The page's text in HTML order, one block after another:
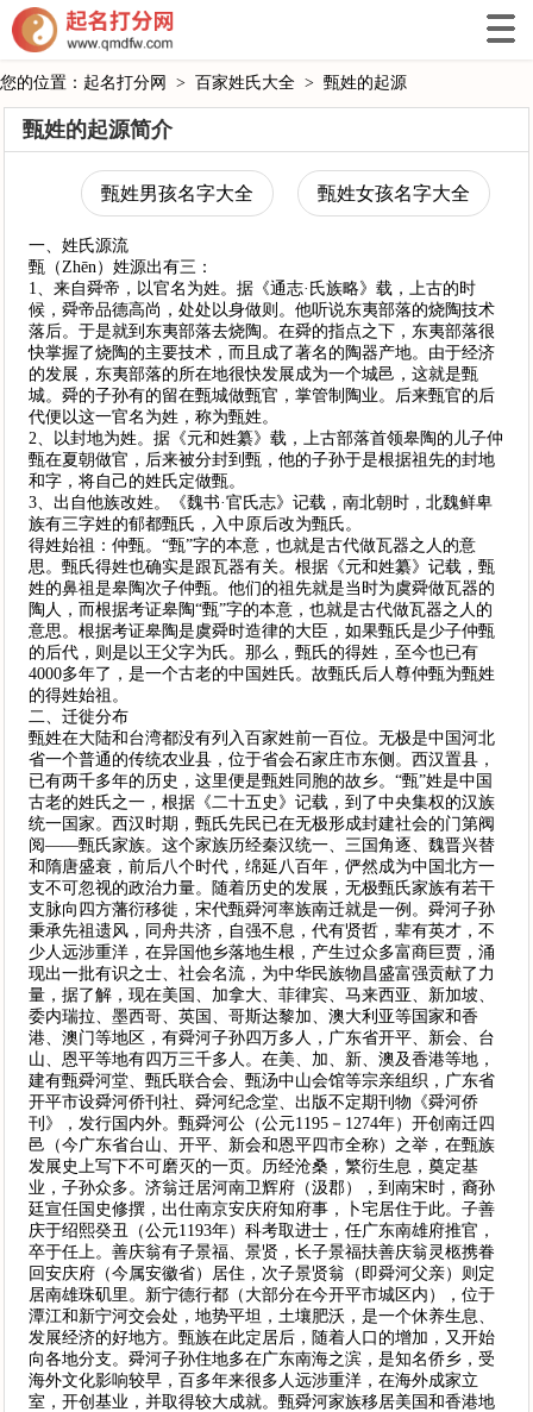
您的位置： 起名打分网 > 百家姓氏大全 > 甄姓的起源
甄姓的起源简介
甄姓男孩名字大全 甄姓女孩名字大全
一、姓氏源流
甄（Zhēn）姓源出有三：
1、来自舜帝，以官名为姓。据《通志·氏族略》载，上古的时
候，舜帝品德高尚，处处以身做则。他听说东夷部落的烧陶技术
落后。于是就到东夷部落去烧陶。在舜的指点之下，东夷部落很
快掌握了烧陶的主要技术，而且成了著名的陶器产地。由于经济
的发展，东夷部落的所在地很快发展成为一个城邑，这就是甄
城。舜的子孙有的留在甄城做甄官，掌管制陶业。后来甄官的后
代便以这一官名为姓，称为甄姓。
2、以封地为姓。据《元和姓纂》载，上古部落首领皋陶的儿子仲
甄在夏朝做官，后来被分封到甄，他的子孙于是根据祖先的封地
和字，将自己的姓氏定做甄。
3、出自他族改姓。《魏书·官氏志》记载，南北朝时，北魏鲜卑
族有三字姓的郁都甄氏，入中原后改为甄氏。
得姓始祖：仲甄。“甄”字的本意，也就是古代做瓦器之人的意
思。甄氏得姓也确实是跟瓦器有关。根据《元和姓纂》记载，甄
姓的鼻祖是皋陶次子仲甄。他们的祖先就是当时为虞舜做瓦器的
陶人，而根据考证皋陶“甄”字的本意，也就是古代做瓦器之人的
意思。根据考证皋陶是虞舜时造律的大臣，如果甄氏是少子仲甄
的后代，则是以王父字为氏。那么，甄氏的得姓，至今也已有
4000多年了，是一个古老的中国姓氏。故甄氏后人尊仲甄为甄姓
的得姓始祖。
二、迁徙分布
甄姓在大陆和台湾都没有列入百家姓前一百位。无极是中国河北
省一个普通的传统农业县，位于省会石家庄市东侧。西汉置县，
已有两千多年的历史，这里便是甄姓同胞的故乡。“甄”姓是中国
古老的姓氏之一，根据《二十五史》记载，到了中央集权的汉族
统一国家。西汉时期，甄氏先民已在无极形成封建社会的门第阀
阅——甄氏家族。这个家族历经秦汉统一、三国角逐、魏晋兴替
和隋唐盛衰，前后八个时代，绵延八百年，俨然成为中国北方一
支不可忽视的政治力量。随着历史的发展，无极甄氏家族有若干
支脉向四方藩衍移徙，宋代甄舜河率族南迁就是一例。舜河子孙
秉承先祖遗风，同舟共济，自强不息，代有贤哲，辈有英才，不
少人远涉重洋，在异国他乡落地生根，产生过众多富商巨贾，涌
现出一批有识之士、社会名流，为中华民族物昌盛富强贡献了力
量，据了解，现在美国、加拿大、菲律宾、马来西亚、新加坡、
委内瑞拉、墨西哥、英国、哥斯达黎加、澳大利亚等国家和香
港、澳门等地区，有舜河子孙四万多人，广东省开平、新会、台
山、恩平等地有四万三千多人。在美、加、新、澳及香港等地，
建有甄舜河堂、甄氏联合会、甄汤中山会馆等宗亲组织，广东省
开平市设舜河侨刊社、舜河纪念堂、出版不定期刊物《舜河侨
刊》，发行国内外。甄舜河公（公元1195－1274年）开创南迁四
邑（今广东省台山、开平、新会和恩平四市全称）之举，在甄族
发展史上写下不可磨灭的一页。历经沧桑，繁衍生息，奠定基
业，子孙众多。济翁迁居河南卫辉府（汲郡），到南宋时，裔孙
廷宣任国史修撰，出仕南京安庆府知府事，卜宅居住于此。子善
庆于绍熙癸丑（公元1193年）科考取进士，任广东南雄府推官，
卒于任上。善庆翁有子景福、景贤，长子景福扶善庆翁灵柩携眷
回安庆府（今属安徽省）居住，次子景贤翁（即舜河父亲）则定
居南雄珠矶里。新宁德行都（大部分在今开平市城区内），位于
潭江和新宁河交会处，地势平坦，土壤肥沃，是一个休养生息、
发展经济的好地方。甄族在此定居后，随着人口的增加，又开始
向各地分支。舜河子孙住地多在广东南海之滨，是知名侨乡，受
海外文化影响较早，百多年来很多人远涉重洋，在海外成家立
室，开创基业，并取得较大成就。甄舜河家族移居美国和香港地